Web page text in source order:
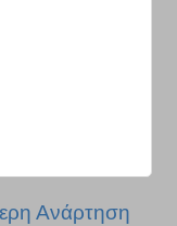
Ανάρτηση